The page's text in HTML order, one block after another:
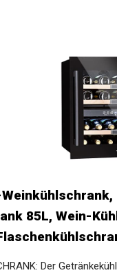
85L, Wein-
Der